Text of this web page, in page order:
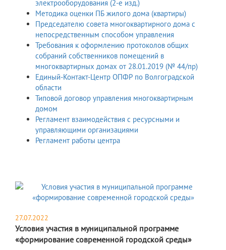
электрооборудования (2-е изд.)
Методика оценки ПБ жилого дома (квартиры)
Председателю совета многоквартирного дома с
непосредственным способом управления
Требования к оформлению протоколов общих
собраний собственников помещений в
многоквартирных домах от 28.01.2019 (№ 44/пр)
Единый-Контакт-Центр ОПФР по Волгоградской
области
Типовой договор управления многоквартирным
домом
Регламент взаимодействия с ресурсными и
управляющими организациями
Регламент работы центра
27.07.2022
Условия участия в муниципальной программе
«формирование современной городской среды»